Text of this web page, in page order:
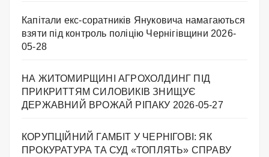
Капітали екс-соратників Януковича намагаються
взяти під контроль поліцію Чернігівщини 2026-
05-28
НА ЖИТОМИРЩИНІ АГРОХОЛДИНГ ПІД
ПРИКРИТТЯМ СИЛОВИКІВ ЗНИЩУЄ
ДЕРЖАВНИЙ ВРОЖАЙ РІПАКУ ​ 2026-05-27
КОРУПЦІЙНИЙ ГАМБІТ У ЧЕРНІГОВІ: ЯК
ПРОКУРАТУРА ТА СУД «ТОПЛЯТЬ» СПРАВУ